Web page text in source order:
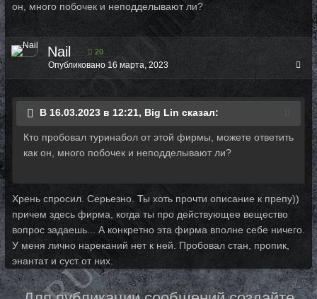
он, много побочек и неподделывают ли?
Nail 20
Опубликовано 16 марта, 2023
В 16.03.2023 в 12:21, Big Lin сказал:
Кто пробовал туринабол от этой фирмы, можете ответить
как он, много побочек и неподделывают ли?
Хрень спросил. Серьезно. Ты хоть прочти описание к препу))
причем здесь фирма, когда ты про действующее вещество
вопрос задаешь... А конкретно эта фирма вполне себе ничего.
У меня лично нареканий нет к ней. Пробовал стан, пропик,
энантат и суст от них.